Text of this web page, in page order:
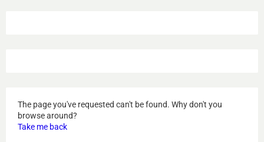
The page you've requested can't be found. Why don't you
browse around?
Take me back